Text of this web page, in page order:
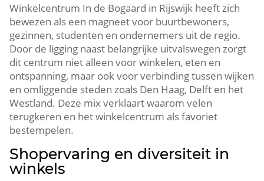
Winkelcentrum In de Bogaard in Rijswijk heeft zich
bewezen als een magneet voor buurtbewoners,
gezinnen, studenten en ondernemers uit de regio.​
Door de ligging naast belangrijke uitvalswegen zorgt
dit centrum niet alleen voor winkelen, eten en
ontspanning, maar ook voor verbinding tussen wijken
en omliggende steden zoals Den Haag, Delft en het
Westland.​ Deze mix verklaart waarom velen
terugkeren en het winkelcentrum als favoriet
bestempelen.​
Shopervaring en diversiteit in
winkels